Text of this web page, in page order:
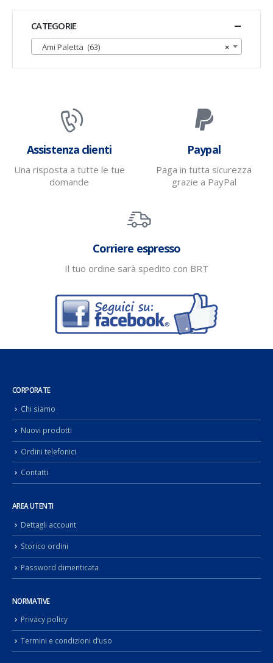
CATEGORIE
×
Ami Paletta (63)
Assistenza clienti
Una risposta a tutte le tue
domande
Paypal
Paga in tutta sicurezza
grazie a PayPal
Corriere espresso
Il tuo ordine sarà spedito con BRT
CORPORATE
Chi siamo
Nuovi prodotti
Ordini telefonici
Contatti
AREA UTENTI
Dettagli account
Storico ordini
Password dimenticata
NORMATIVE
Privacy policy
Termini e condizioni d’uso